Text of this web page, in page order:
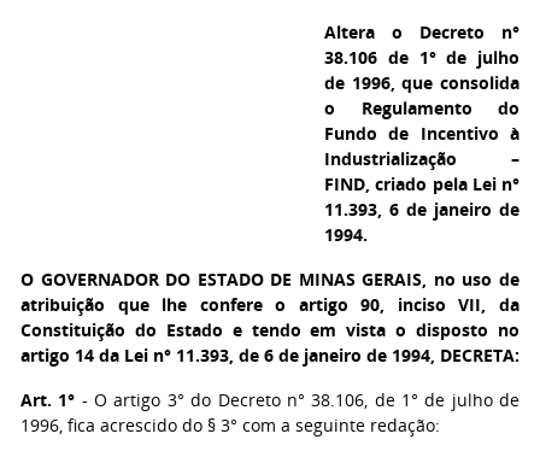
Altera o Decreto n°
38.106 de 1° de julho
de 1996, que consolida
o Regulamento do
Fundo de Incentivo à
Industrialização –
FIND, criado pela Lei n°
11.393, 6 de janeiro de
1994.
O GOVERNADOR DO ESTADO DE MINAS GERAIS, no uso de
atribuição que lhe confere o artigo 90, inciso VII, da
Constituição do Estado e tendo em vista o disposto no
artigo 14 da Lei n° 11.393, de 6 de janeiro de 1994, DECRETA:
Art. 1° - O artigo 3° do Decreto n° 38.106, de 1° de julho de
1996, fica acrescido do § 3° com a seguinte redação: